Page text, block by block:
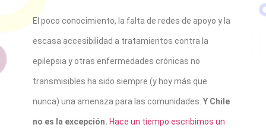
El poco conocimiento, la falta de redes de apoyo y la
escasa accesibilidad a tratamientos contra la
epilepsia y otras enfermedades crónicas no
transmisibles ha sido siempre (y hoy más que
nunca) una amenaza para las comunidades. Y Chile
no es la excepción. Hace un tiempo escribimos un